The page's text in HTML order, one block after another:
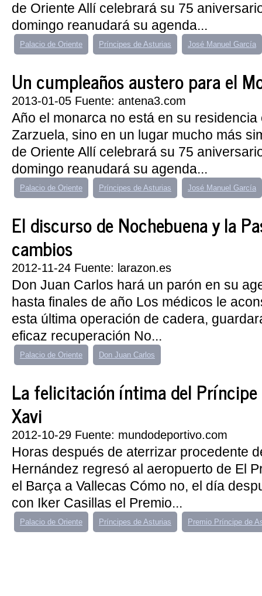
de Oriente Allí celebrará su 75
domingo reanudará su agenda...
Palacio de Oriente Príncipes de Asturias José Manuel García
Un cumpleaños austero para el
2013-01-05 Fuente: antena3.com
Año el monarca no está en su residencia
Zarzuela, sino en un lugar mucho más
de Oriente Allí celebrará su 75
domingo reanudará su agenda...
Palacio de Oriente Príncipes de Asturias José Manuel García
El discurso de Nochebuena y la
cambios
2012-11-24 Fuente: larazon.es
Don Juan Carlos hará un parón en su
hasta finales de año Los médicos le
esta última operación de cadera,
eficaz recuperación No...
Palacio de Oriente Don Juan Carlos
La felicitación íntima del Príncipe
Xavi
2012-10-29 Fuente: mundodeportivo.com
Horas después de aterrizar procedente
Hernández regresó al aeropuerto de El
el Barça a Vallecas Cómo no, el día
con Iker Casillas el Premio...
Palacio de Oriente Príncipes de Asturias Premio Príncipe de